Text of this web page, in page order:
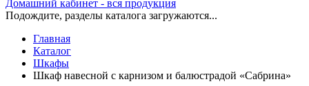
Домашний кабинет - вся продукция
Подождите, разделы каталога загружаются...
Главная
Каталог
Шкафы
Шкаф навесной с карнизом и балюстрадой «Сабрина»